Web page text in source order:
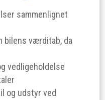
sammenlignet
bilens værditab, da
vedligeholdelse
og udstyr ved